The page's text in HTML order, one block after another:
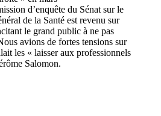
d’enquête du Sénat sur le
de la Santé est revenu sur
le grand public à ne pas
avions de fortes tensions sur
les « laisser aux professionnels
Salomon.